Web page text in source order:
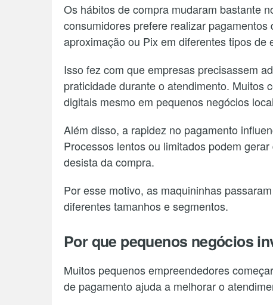
Os hábitos de compra mudaram bastante
consumidores prefere realizar
aproximação ou Pix em diferentes tipos de
Isso fez com que empresas precisassem
praticidade durante o atendimento. Muitos
digitais mesmo em pequenos negócios
Além disso, a rapidez no pagamento
Processos lentos ou limitados podem
desista da compra.
Por esse motivo, as maquininhas
diferentes tamanhos e segmentos.
Por que pequenos negócios
Muitos pequenos empreendedores
de pagamento ajuda a melhorar o